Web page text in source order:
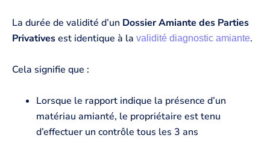
La durée de validité d’un Dossier Amiante des Parties
Privativesest identique à la validité diagnostic amiante.
Cela signifie que :
Lorsque le rapport indique la présence d’un
matériau amianté, le propriétaire est tenu
d’effectuer un contrôle tous les 3 ans